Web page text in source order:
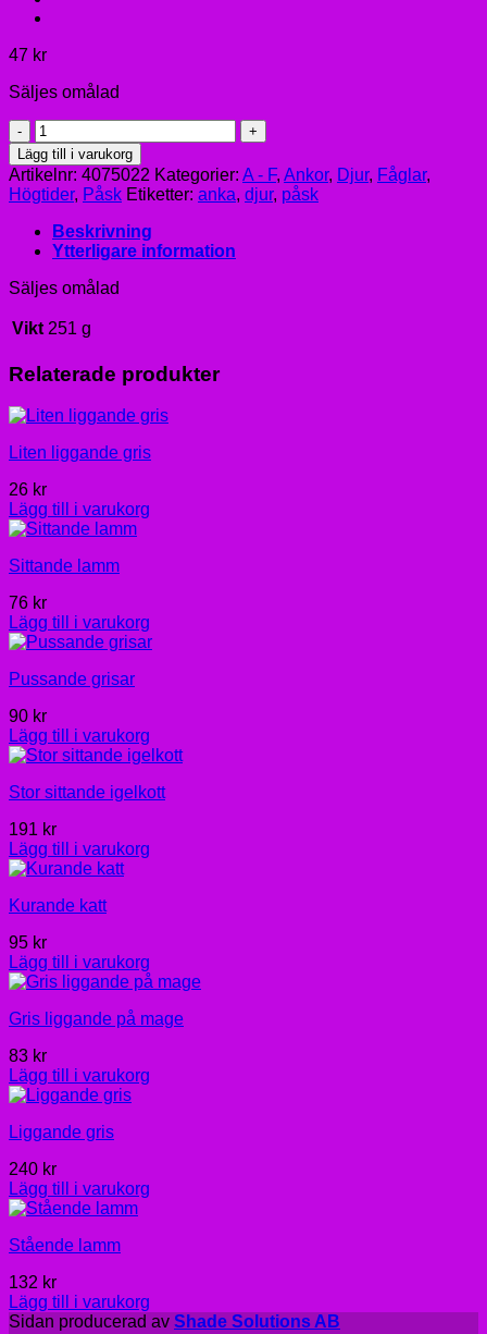
47 kr
Säljes omålad
Anknäbb
kikar
fram
ur
ägg
mängd
Lägg till i varukorg
Artikelnr: 4075022 Kategorier: A - F, Ankor, Djur, Fåglar,
Högtider, Påsk Etiketter: anka, djur, påsk
Beskrivning
Ytterligare information
Säljes omålad
Vikt 251 g
Relaterade produkter
Liten liggande gris
26 kr
Lägg till i varukorg
Sittande lamm
76 kr
Lägg till i varukorg
Pussande grisar
90 kr
Lägg till i varukorg
Stor sittande igelkott
191 kr
Lägg till i varukorg
Kurande katt
95 kr
Lägg till i varukorg
Gris liggande på mage
83 kr
Lägg till i varukorg
Liggande gris
240 kr
Lägg till i varukorg
Stående lamm
132 kr
Lägg till i varukorg
Sidan producerad av Shade Solutions AB